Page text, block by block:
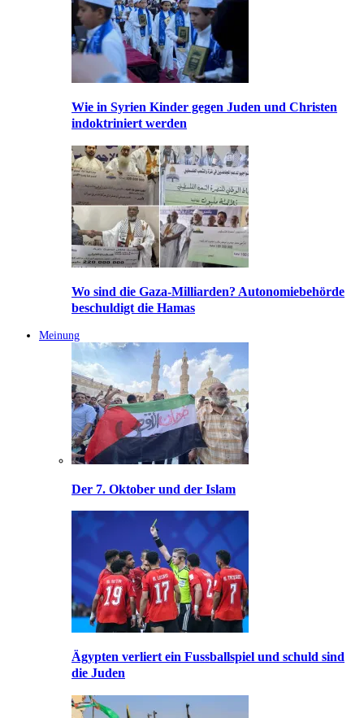
Wie in Syrien Kinder gegen Juden und Christen
indoktriniert werden
Wo sind die Gaza-Milliarden? Autonomiebehörde
beschuldigt die Hamas
Meinung
Der 7. Oktober und der Islam
Ägypten verliert ein Fussballspiel und schuld sind
die Juden